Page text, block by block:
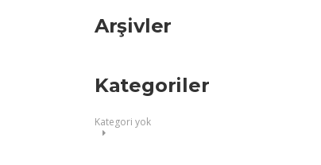
Arşivler
Kategoriler
Kategori yok